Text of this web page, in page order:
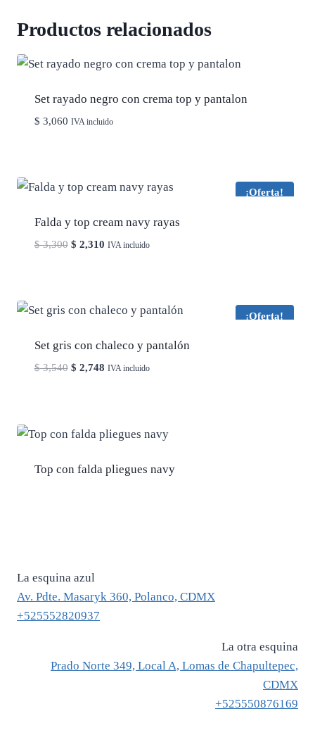
Productos relacionados
Set rayado negro con crema top y pantalon
$ 3,060 IVA incluido
¡Oferta!
Falda y top cream navy rayas
$3,300 El
$ 3,300.
$ 2,310El
$ 2,310.
IVA incluido
¡Oferta!
Set gris con chaleco y pantalón
$3,540 El
$ 3,540.
$ 2,748El
$ 2,748.
IVA incluido
Top con falda pliegues navy
La esquina azul
Av. Pdte. Masaryk 360, Polanco, CDMX
+525552820937
La otra esquina
Prado Norte 349, Local A, Lomas de Chapultepec,
CDMX
+525550876169